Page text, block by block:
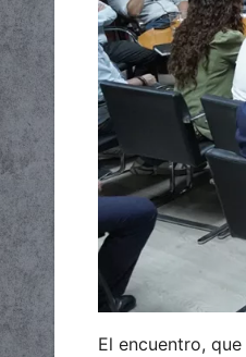
El encuentro,